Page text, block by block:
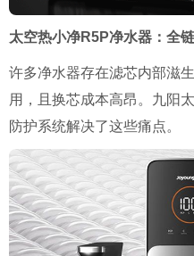
太空热小净R5P净水器：全
许多净水器存在滤芯内部滋
用，且换芯成本高昂。九阳
防护系统解决了这些痛点。